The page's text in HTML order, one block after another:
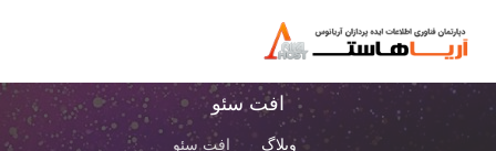
افت سئو
وبلاگ افت سئو